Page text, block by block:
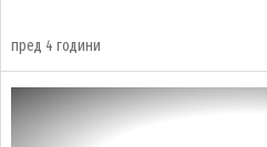
пред 4 години